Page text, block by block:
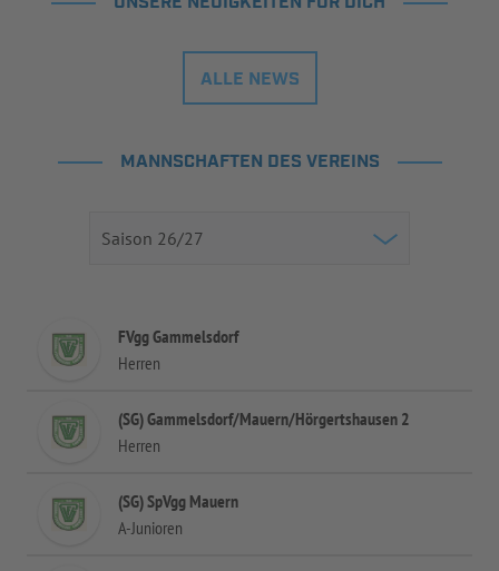
ALLE NEWS
MANNSCHAFTEN DES VEREINS
FVgg Gammelsdorf
Herren
(SG) Gammelsdorf/Mauern/Hörgertshausen 2
Herren
(SG) SpVgg Mauern
A-Junioren